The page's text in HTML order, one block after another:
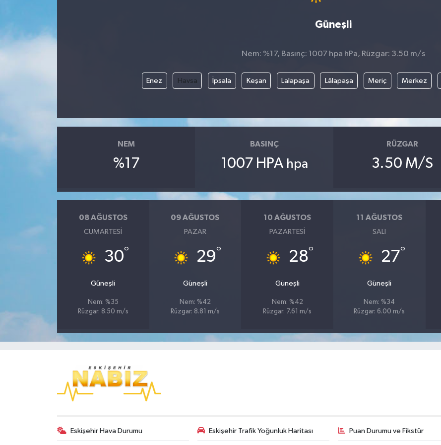
Güneşli
Nem: %17, Basınç: 1007 hpa hPa, Rüzgar: 3.50 m/s
Enez Havsa İpsala Keşan Lalapaşa Lâlapaşa Meriç Merkez
NEM
%17
BASINÇ
1007 HPA hpa
RÜZGAR
3.50 M/S
08 AĞUSTOS
CUMARTESI
30°
Güneşli
Nem: %35
Rüzgar: 8.50 m/s
09 AĞUSTOS
PAZAR
29°
Güneşli
Nem: %42
Rüzgar: 8.81 m/s
10 AĞUSTOS
PAZARTESI
28°
Güneşli
Nem: %42
Rüzgar: 7.61 m/s
11 AĞUSTOS
SALI
27°
Güneşli
Nem: %34
Rüzgar: 6.00 m/s
Eskişehir Hava Durumu Eskişehir Trafik Yoğunluk Haritası Puan Durumu ve Fikstür
Kültür Sanat